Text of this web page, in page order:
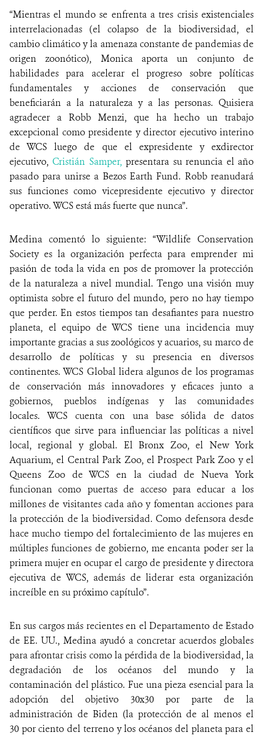
“Mientras el mundo se enfrenta a tres crisis existenciales
interrelacionadas (el colapso de la biodiversidad, el
cambio climático y la amenaza constante de pandemias de
origen zoonótico), Monica aporta un conjunto de
habilidades para acelerar el progreso sobre políticas
fundamentales y acciones de conservación que
beneficiarán a la naturaleza y a las personas. Quisiera
agradecer a Robb Menzi, que ha hecho un trabajo
excepcional como presidente y director ejecutivo interino
de WCS luego de que el expresidente y exdirector
ejecutivo, Cristián Samper, presentara su renuncia el año
pasado para unirse a Bezos Earth Fund. Robb reanudará
sus funciones como vicepresidente ejecutivo y director
operativo. WCS está más fuerte que nunca”.
Medina comentó lo siguiente: “Wildlife Conservation
Society es la organización perfecta para emprender mi
pasión de toda la vida en pos de promover la protección
de la naturaleza a nivel mundial. Tengo una visión muy
optimista sobre el futuro del mundo, pero no hay tiempo
que perder. En estos tiempos tan desafiantes para nuestro
planeta, el equipo de WCS tiene una incidencia muy
importante gracias a sus zoológicos y acuarios, su marco de
desarrollo de políticas y su presencia en diversos
continentes. WCS Global lidera algunos de los programas
de conservación más innovadores y eficaces junto a
gobiernos, pueblos indígenas y las comunidades
locales. WCS cuenta con una base sólida de datos
científicos que sirve para influenciar las políticas a nivel
local, regional y global. El Bronx Zoo, el New York
Aquarium, el Central Park Zoo, el Prospect Park Zoo y el
Queens Zoo de WCS en la ciudad de Nueva York
funcionan como puertas de acceso para educar a los
millones de visitantes cada año y fomentan acciones para
la protección de la biodiversidad. Como defensora desde
hace mucho tiempo del fortalecimiento de las mujeres en
múltiples funciones de gobierno, me encanta poder ser la
primera mujer en ocupar el cargo de presidente y directora
ejecutiva de WCS, además de liderar esta organización
increíble en su próximo capítulo”.
En sus cargos más recientes en el Departamento de Estado
de EE. UU., Medina ayudó a concretar acuerdos globales
para afrontar crisis como la pérdida de la biodiversidad, la
degradación de los océanos del mundo y la
contaminación del plástico. Fue una pieza esencial para la
adopción del objetivo 30x30 por parte de la
administración de Biden (la protección de al menos el
30 por ciento del terreno y los océanos del planeta para el